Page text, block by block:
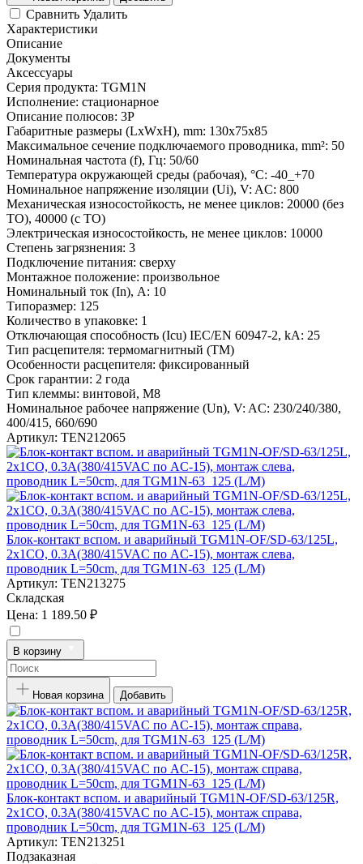
Сравнить Удалить
Характеристики
Описание
Документы
Аксессуары
Серия продукта: TGM1N
Исполнение: стационарное
Описание полюсов: 3P
Габаритные размеры (LxWxH), mm: 130x75x85
Максимальное сечение подключаемого проводника, mm²: 50
Номинальная частота (f), Гц: 50/60
Температура окружающей среды (рабочая), °С: -40_+70
Номинальное напряжение изоляции (Ui), V: AC: 800
Механическая износостойкость, не менее циклов: 20000 (без
ТО), 40000 (c ТО)
Электрическая износостойкость, не менее циклов: 10000
Степень загрязнения: 3
Подключение питания: сверху
Монтажное положение: произвольное
Номинальный ток (In), A: 10
Типоразмер: 125
Количество в упаковке: 1
Отключающая способность (Icu) IEC/EN 60947-2, kA: 25
Тип расцепителя: термомагнитный (TM)
Особенности расцепителя: фиксированный
Срок гарантии: 2 года
Тип клеммы: винтовой, M8
Номинальное рабочее напряжение (Un), V: AC: 230/240/380,
400/415, 660/690
Артикул: TEN212065
Блок-контакт вспом. и аварийный TGM1N-OF/SD-63/125L,
2x1CO, 0.3А(380/415VAC по AC-15), монтаж слева,
проводник L=50cm, для TGM1N-63_125 (L/M)
Артикул: TEN213275
Складская
Цена: 1 189.50 ₽
В корзину
Новая корзина Добавить
Блок-контакт вспом. и аварийный TGM1N-OF/SD-63/125R,
2x1CO, 0.3А(380/415VAC по AC-15), монтаж справа,
проводник L=50cm, для TGM1N-63_125 (L/M)
Артикул: TEN213251
Подзаказная